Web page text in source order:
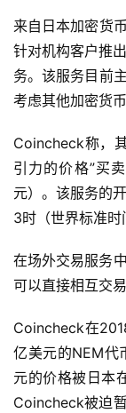
来自日本加密货
针对机构客户推
务。该服务目前
考虑其他加密货币
Coincheck称，
引力的价格”买
元）。该服务的
3时（世界标准时
在场外交易服务
可以直接相互交易
Coincheck在
亿美元的NEM代
元的价格被日本
Coincheck被迫